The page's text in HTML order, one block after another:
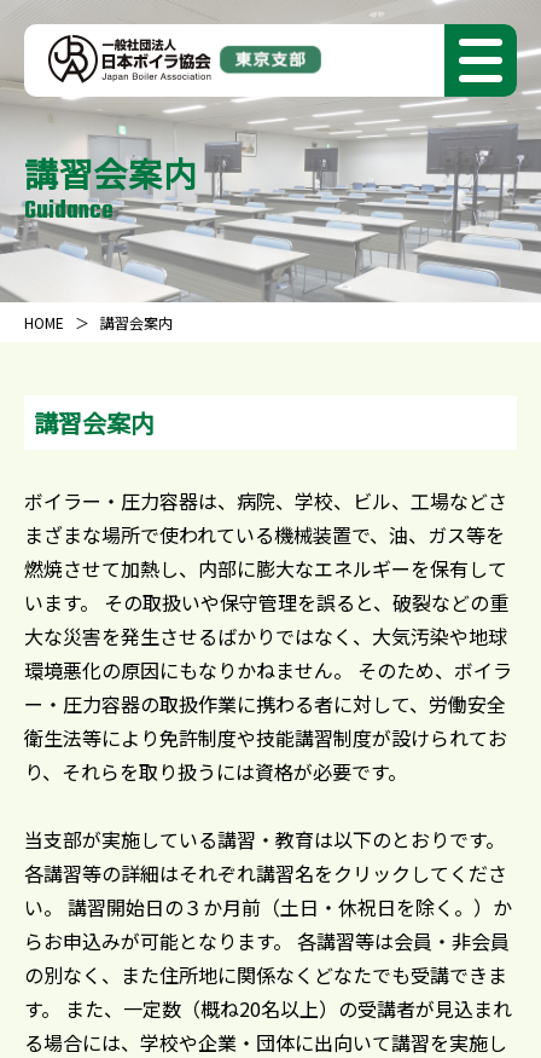
講習会案内
Guidance
HOME 講習会案内
講習会案内
ボイラー・圧力容器は、病院、学校、ビル、工場などさ
まざまな場所で使われている機械装置で、油、ガス等を
燃焼させて加熱し、内部に膨大なエネルギーを保有して
います。 その取扱いや保守管理を誤ると、破裂などの重
大な災害を発生させるばかりではなく、大気汚染や地球
環境悪化の原因にもなりかねません。 そのため、ボイラ
ー・圧力容器の取扱作業に携わる者に対して、労働安全
衛生法等により免許制度や技能講習制度が設けられてお
り、それらを取り扱うには資格が必要です。
当支部が実施している講習・教育は以下のとおりです。
各講習等の詳細はそれぞれ講習名をクリックしてくださ
い。 講習開始日の３か月前（土日・休祝日を除く。）か
らお申込みが可能となります。 各講習等は会員・非会員
の別なく、また住所地に関係なくどなたでも受講できま
す。 また、一定数（概ね20名以上）の受講者が見込まれ
る場合には、学校や企業・団体に出向いて講習を実施し